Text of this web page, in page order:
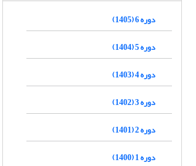
دوره 6 (1405)
دوره 5 (1404)
دوره 4 (1403)
دوره 3 (1402)
دوره 2 (1401)
دوره 1 (1400)